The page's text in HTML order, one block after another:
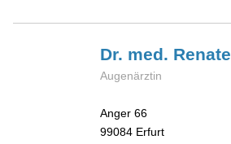
Dr. med. Renate
Augenärztin
Anger 66
99084 Erfurt